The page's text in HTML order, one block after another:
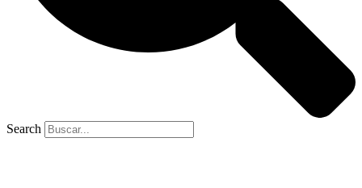
Search